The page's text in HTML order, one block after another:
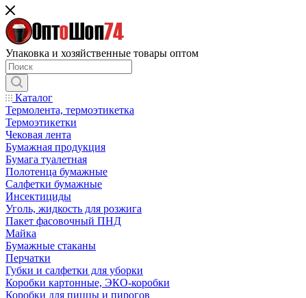
Упаковка и хозяйственные товары оптом
Каталог
Термолента, термоэтикетка
Термоэтикетки
Чековая лента
Бумажная продукция
Бумага туалетная
Полотенца бумажные
Салфетки бумажные
Инсектициды
Уголь, жидкость для розжига
Пакет фасовочный ПНД
Майка
Бумажные стаканы
Перчатки
Губки и салфетки для уборки
Коробки картонные, ЭКО-коробки
Коробки для пиццы и пирогов